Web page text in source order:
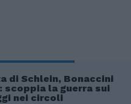
di Schlein, Bonaccini
scoppia la guerra sui
nei circoli